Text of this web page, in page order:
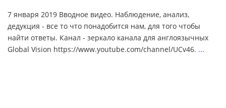
7 января 2019 Вводное видео. Наблюдение, анализ,
дедукция - все то что понадобится нам, для того чтобы
найти ответы. Канал - зеркало канала для англоязычных
Global Vision https://www.youtube.com/channel/UCv46. ...